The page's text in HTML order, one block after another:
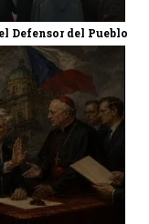
Defensor del Pueblo